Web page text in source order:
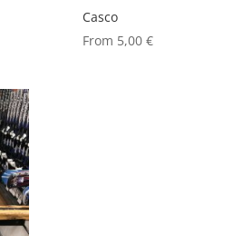
Casco
From 5,00 €